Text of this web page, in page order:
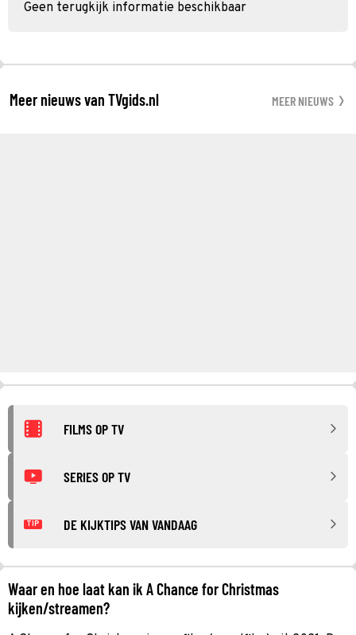
Geen terugkijk informatie beschikbaar
Meer nieuws van TVgids.nl MEER NIEUWS
FILMS OP TV
SERIES OP TV
TIP DE KIJKTIPS VAN VANDAAG
Waar en hoe laat kan ik A Chance for Christmas
kijken/streamen?